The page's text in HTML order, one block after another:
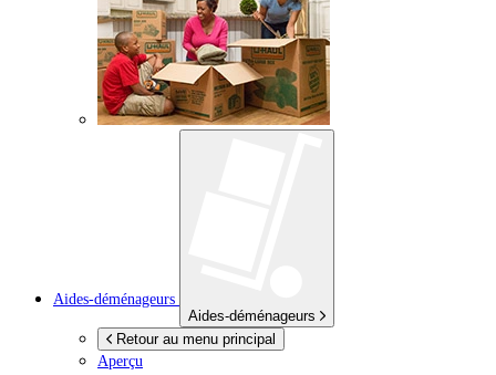
Aides-déménageurs
Aides-déménageurs
Retour au menu principal
Aperçu